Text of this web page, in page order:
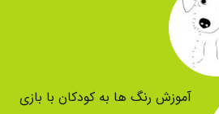
آموزش رنگ ها به کودکان با بازی